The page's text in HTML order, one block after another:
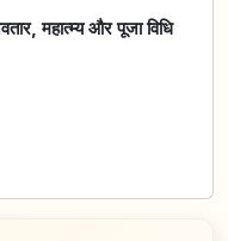
महात्म्य और पूजा विधि